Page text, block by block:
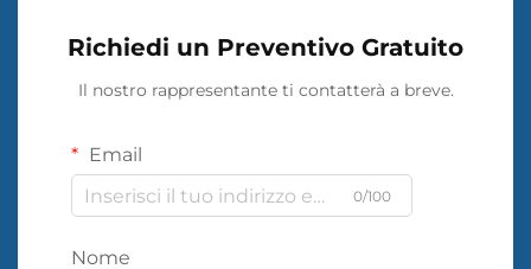
Richiedi un Preventivo Gratuito
Il nostro rappresentante ti contatterà a breve.
Email
0/100
Nome